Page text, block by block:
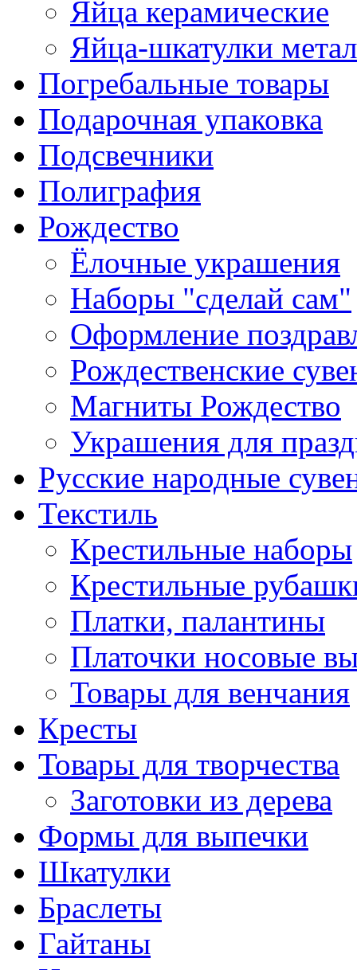
Яйца керамические
Яйца-шкатулки
Погребальные товары
Подарочная упаковка
Подсвечники
Полиграфия
Рождество
Ёлочные украшения
Наборы "сделай сам"
Оформление
Рождественские
Магниты Рождество
Украшения для
Русские народные
Текстиль
Крестильные наборы
Крестильные
Платки, палантины
Платочки носовые
Товары для венчания
Кресты
Товары для творчества
Заготовки из дерева
Формы для выпечки
Шкатулки
Браслеты
Гайтаны